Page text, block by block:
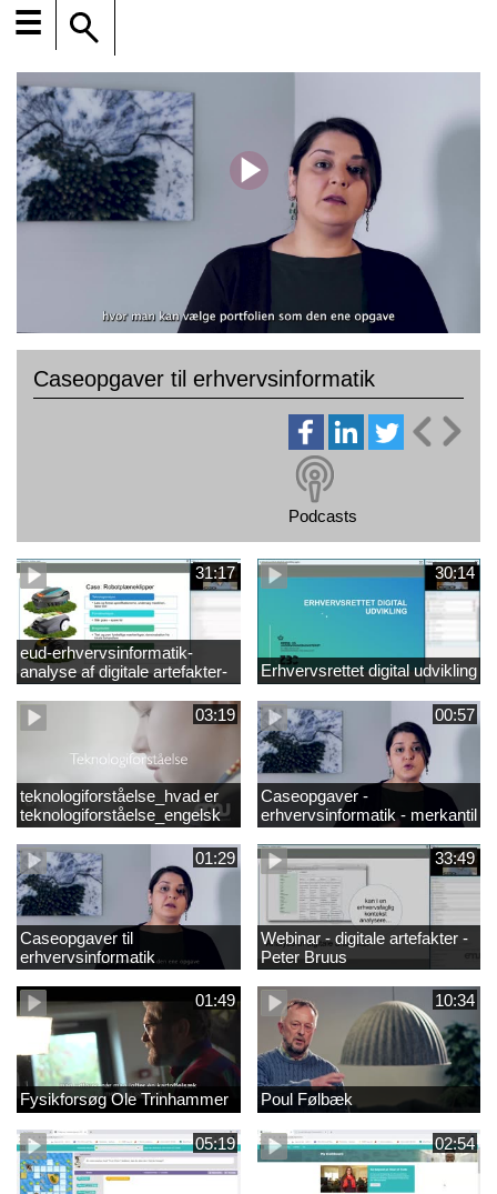
☰
Caseopgaver til erhvervsinformatik
Podcasts
31:17
eud-erhvervsinformatik-
analyse af digitale artefakter-
30:14
Erhvervsrettet digital udvikling
03:19
teknologiforståelse_hvad er
teknologiforståelse_engelsk
00:57
Caseopgaver -
erhvervsinformatik - merkantil
01:29
Caseopgaver til
erhvervsinformatik
33:49
Webinar - digitale artefakter -
Peter Bruus
01:49
Fysikforsøg Ole Trinhammer
10:34
Poul Følbæk
05:19 02:54